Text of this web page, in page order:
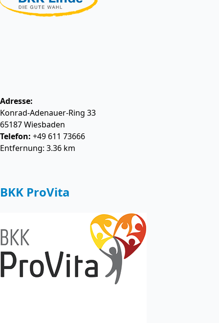
Adresse:
Konrad-Adenauer-Ring 33
65187Wiesbaden
Telefon: +49 611 73666
Entfernung: 3.36 km
BKK ProVita